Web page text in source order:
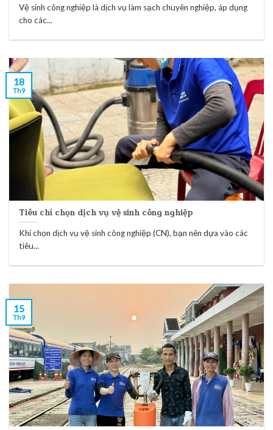
Vệ sinh công nghiệp là dịch vụ làm sạch chuyên nghiệp, áp dụng
cho các...
Tiêu chí chọn dịch vụ vệ sinh công nghiệp
Khi chọn dịch vụ vệ sinh công nghiệp (CN), bạn nên dựa vào các
tiêu...
18
Th9
15
Th9